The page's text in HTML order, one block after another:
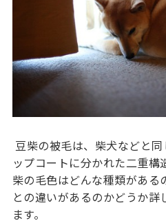
豆柴の被毛は、柴犬などと
ップコートに分かれた二重構
柴の毛色はどんな種類がある
との違いがあるのかどうか
ます。